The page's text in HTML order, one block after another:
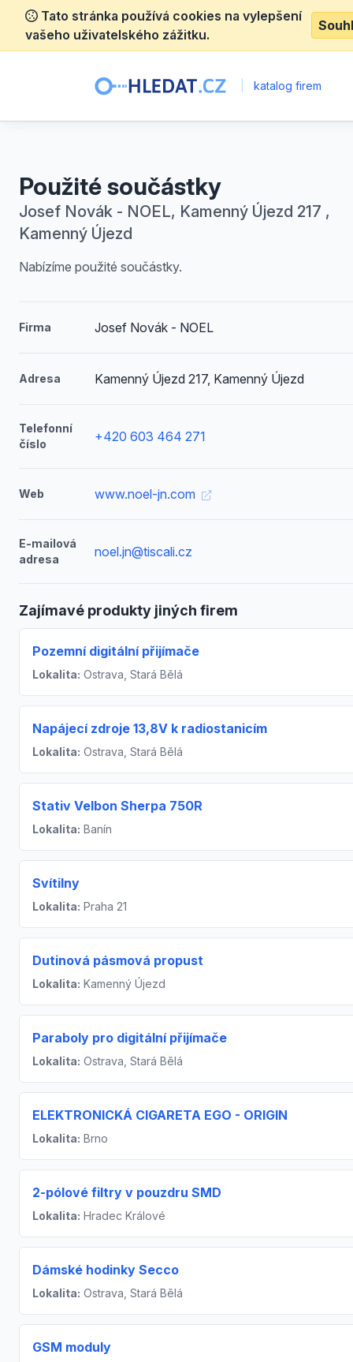
Tato stránka používá cookies na vylepšení
vašeho uživatelského zážitku.
katalog firem
Použité součástky
Josef Novák - NOEL, Kamenný Újezd 217 ,
Kamenný Újezd
Nabízíme použité součástky.
Firma Josef Novák - NOEL
Adresa Kamenný Újezd 217, Kamenný Újezd
Telefonní
číslo
+420 603 464 271
Web www.noel-jn.com
E-mailová
adresa
noel.jn@tiscali.cz
Zajímavé produkty jiných firem
Pozemní digitální přijímače
Lokalita: Ostrava, Stará Bělá
Napájecí zdroje 13,8V k radiostanicím
Lokalita: Ostrava, Stará Bělá
Stativ Velbon Sherpa 750R
Lokalita: Banín
Svítilny
Lokalita: Praha 21
Dutinová pásmová propust
Lokalita: Kamenný Újezd
Paraboly pro digitální přijímače
Lokalita: Ostrava, Stará Bělá
ELEKTRONICKÁ CIGARETA EGO - ORIGIN
Lokalita: Brno
2-pólové filtry v pouzdru SMD
Lokalita: Hradec Králové
Dámské hodinky Secco
Lokalita: Ostrava, Stará Bělá
GSM moduly